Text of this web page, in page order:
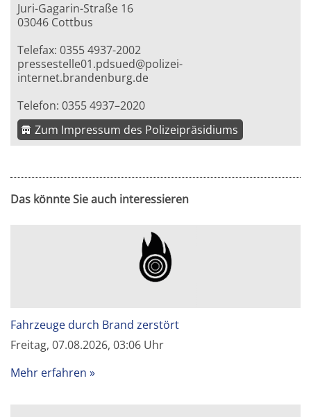
Juri-Gagarin-Straße 16
03046 Cottbus
Telefax: 0355 4937-2002
pressestelle01.pdsued@polizei-
internet.brandenburg.de
Telefon: 0355 4937–2020
Zum Impressum des Polizeipräsidiums
Das könnte Sie auch interessieren
Fahrzeuge durch Brand zerstört
Freitag, 07.08.2026, 03:06 Uhr
Mehr erfahren